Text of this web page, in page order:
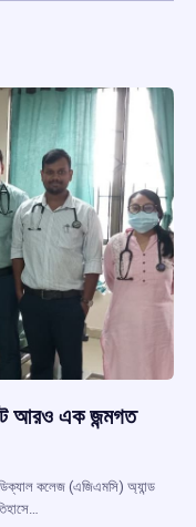
আরও এক জন্মগত
কলেজ (এজিএমসি) অ্যান্ড